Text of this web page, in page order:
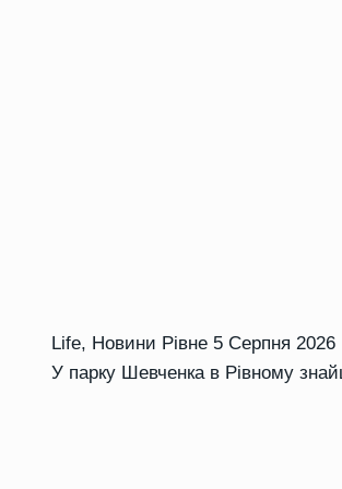
Life, Новини Рівне 5 Серпня 2026
У парку Шевченка в Рівному